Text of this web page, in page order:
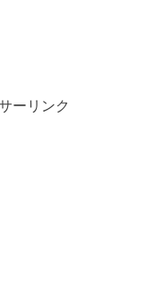
ーリンク